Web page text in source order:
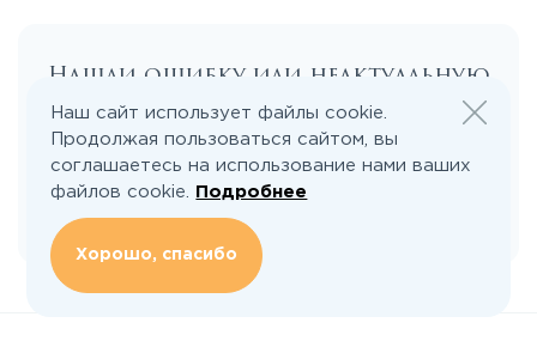
Каширское
Киевское
Ленинградское
Лихачевское
Нашли ошибку или неактуальную
информацию?
Сообщить об ошибке
Наш сайт использует файлы cookie.
Продолжая пользоваться сайтом, вы
соглашаетесь на использование нами ваших
файлов cookie.
Подробнее
Хорошо, спасибо